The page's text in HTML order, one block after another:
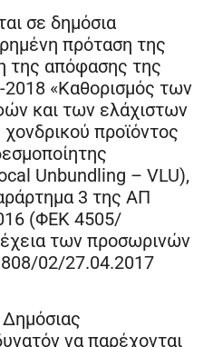
σε δημόσια
πρόταση της
της απόφασης της
«Καθορισμός των
και των ελάχιστων
προϊόντος
Unbundling – VLU),
3 της ΑΠ
(ΦΕΚ 4505/
των προσωρινών
02/27.04.2017
να παρέχονται